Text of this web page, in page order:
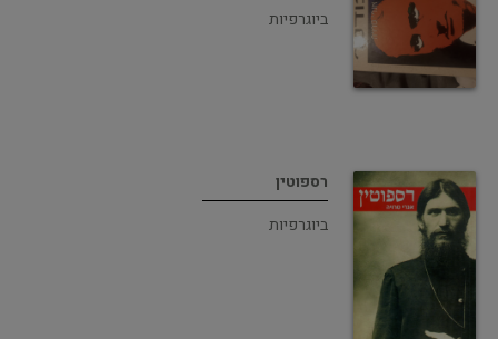
ביוגרפיות
רספוטין
ביוגרפיות